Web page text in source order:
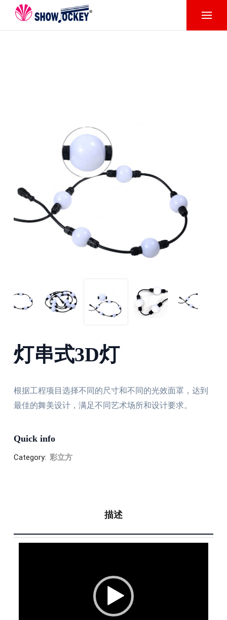
灯串式3D灯
根据工程项目选择不同的尺寸和不同的光效面罩，达到
最佳的舞美设计，满足不同艺术场所和设计要求。
Quick info
Category: 彩立方
描述